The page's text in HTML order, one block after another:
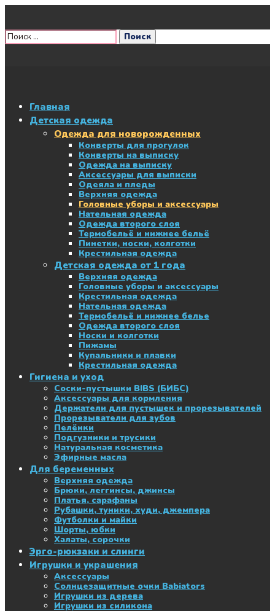
Главная
Детская одежда
Одежда для новорожденных
Конверты для прогулок
Конверты на выписку
Одежда на выписку
Аксессуары для выписки
Одеяла и пледы
Верхняя одежда
Головные уборы и аксессуары
Нательная одежда
Одежда второго слоя
Термобельё и нижнее бельё
Пинетки, носки, колготки
Крестильная одежда
Детская одежда от 1 года
Верхняя одежда
Головные уборы и аксессуары
Крестильная одежда
Нательная одежда
Термобельё и нижнее белье
Одежда второго слоя
Носки и колготки
Пижамы
Купальники и плавки
Крестильная одежда
Гигиена и уход
Соски-пустышки BIBS (БИБС)
Аксессуары для кормления
Держатели для пустышек и прорезывателей
Прорезыватели для зубов
Пелёнки
Подгузники и трусики
Натуральная косметика
Эфирные масла
Для беременных
Верхняя одежда
Брюки, леггинсы, джинсы
Платья, сарафаны
Рубашки, туники, худи, джемпера
Футболки и майки
Шорты, юбки
Халаты, сорочки
Эрго-рюкзаки и слинги
Игрушки и украшения
Аксессуары
Солнцезащитные очки Babiators
Игрушки из дерева
Игрушки из силикона